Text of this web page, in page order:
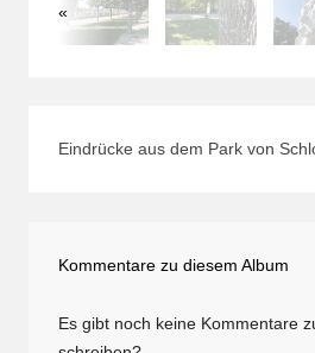
«
Eindrücke aus dem Park von
Kommentare zu diesem Album
Es gibt noch keine Kommentare